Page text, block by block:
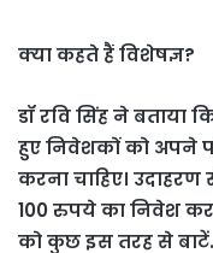
क्या कहते हैं विशेषज्ञ?
डॉ रवि सिंह ने बताया
हुए निवेशकों को अपने
करना चाहिए।
100 रुपये का निवेश
को कुछ इस तरह से